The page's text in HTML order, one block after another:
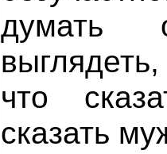
что
сказать